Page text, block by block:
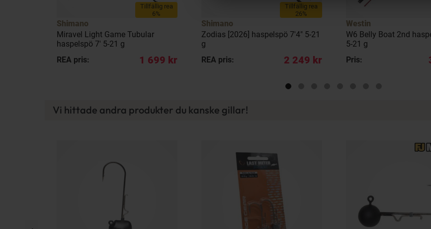
Tillfällig rea
6%
Shimano
Miravel Light Game Tubular
haspelspö 7' 5-21 g
REA pris:
1 699 kr
Tillfällig rea
26%
Shimano
Zodias [2026] haspelspö 7'4" 5-21
g
REA pris:
2 249 kr
Westin
W6 Belly Boat 2nd
5-21 g
Pris:
Vi hittade andra produkter du kanske gillar!